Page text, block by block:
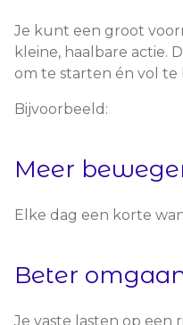
Je kunt een groot
kleine, haalbare actie.
om te starten én vol te
Bijvoorbeeld:
Meer
Elke dag een korte
Beter
Je vaste lasten op een